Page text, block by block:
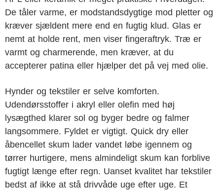
De tåler varme, er modstandsdygtige mod pletter og
kræver sjældent mere end en fugtig klud. Glas er
nemt at holde rent, men viser fingeraftryk. Træ er
varmt og charmerende, men kræver, at du
accepterer patina eller hjælper det på vej med olie.
Hynder og tekstiler er selve komforten.
Udendørsstoffer i akryl eller olefin med høj
lysægthed klarer sol og byger bedre og falmer
langsommere. Fyldet er vigtigt. Quick dry eller
åbencellet skum lader vandet løbe igennem og
tørrer hurtigere, mens almindeligt skum kan forblive
fugtigt længe efter regn. Uanset kvalitet har tekstiler
bedst af ikke at stå drivvåde uge efter uge. Et